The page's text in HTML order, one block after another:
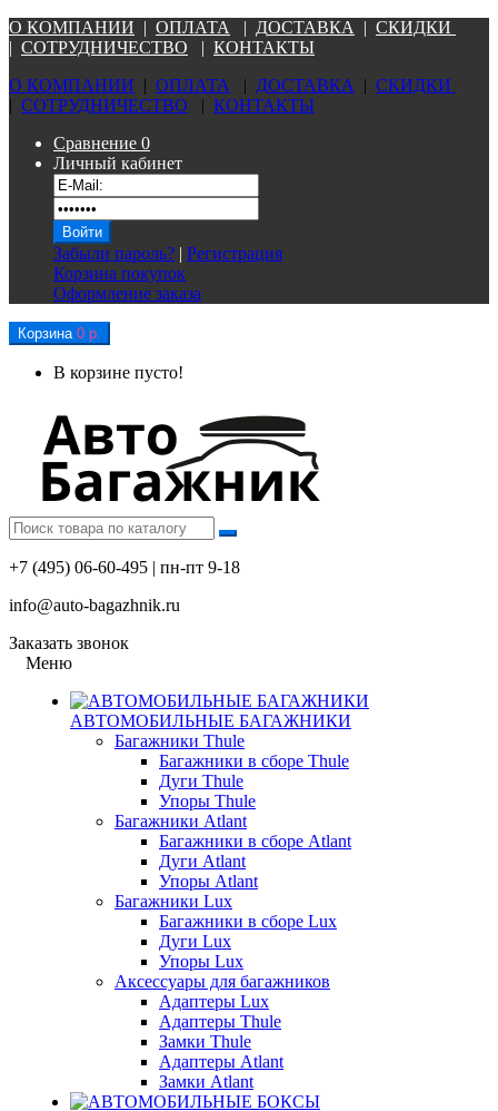
О КОМПАНИИ | ОПЛАТА | ДОСТАВКА | СКИДКИ
| СОТРУДНИЧЕСТВО | КОНТАКТЫ
О КОМПАНИИ | ОПЛАТА | ДОСТАВКА | СКИДКИ
| СОТРУДНИЧЕСТВО | КОНТАКТЫ
Сравнение 0
Личный кабинет
Забыли пароль? | Регистрация
Корзина покупок
Оформление заказа
Корзина 0 р.
В корзине пусто!
+7 (495) 06-60-495 | пн-пт 9-18
info@auto-bagazhnik.ru
Заказать звонок
Меню
АВТОМОБИЛЬНЫЕ БАГАЖНИКИ
Багажники Thule
Багажники в сборе Thule
Дуги Thule
Упоры Thule
Багажники Atlant
Багажники в сборе Atlant
Дуги Atlant
Упоры Atlant
Багажники Lux
Багажники в сборе Lux
Дуги Lux
Упоры Lux
Аксессуары для багажников
Адаптеры Lux
Адаптеры Thule
Замки Thule
Адаптеры Atlant
Замки Atlant